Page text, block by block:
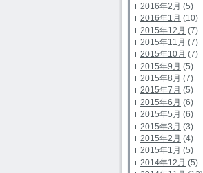
2016年2月 (5)
2016年1月 (10)
2015年12月 (7)
2015年11月 (7)
2015年10月 (7)
2015年9月 (5)
2015年8月 (7)
2015年7月 (5)
2015年6月 (6)
2015年5月 (6)
2015年3月 (3)
2015年2月 (4)
2015年1月 (5)
2014年12月 (5)